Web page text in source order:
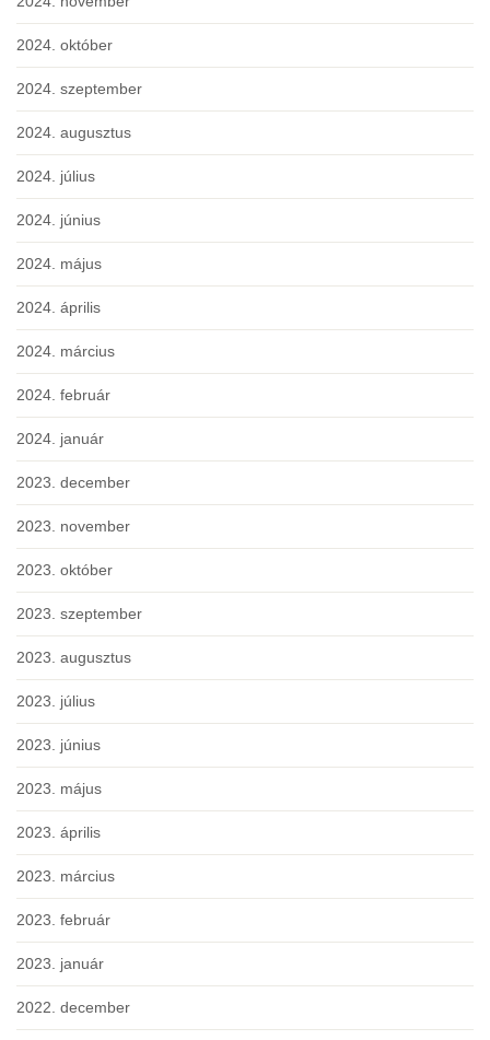
2024. október
2024. szeptember
2024. augusztus
2024. július
2024. június
2024. május
2024. április
2024. március
2024. február
2024. január
2023. december
2023. november
2023. október
2023. szeptember
2023. augusztus
2023. július
2023. június
2023. május
2023. április
2023. március
2023. február
2023. január
2022. december